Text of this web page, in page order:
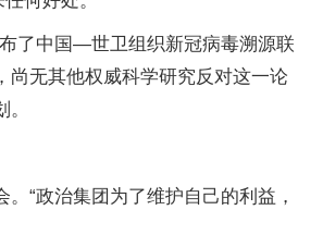
了中国—世卫组织新冠病毒溯源联
尚无其他权威科学研究反对这一论
“政治集团为了维护自己的利益，